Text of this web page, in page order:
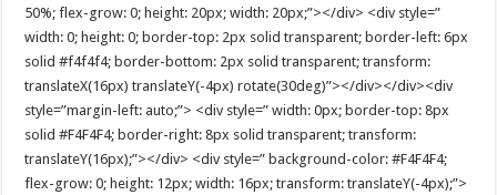
50%; flex-grow: 0; height: 20px; width: 20px;”></div> <div style=”
width: 0; height: 0; border-top: 2px solid transparent; border-left: 6px
solid #f4f4f4; border-bottom: 2px solid transparent; transform:
translateX(16px) translateY(-4px) rotate(30deg)”></div></div><div
style=”margin-left: auto;”> <div style=” width: 0px; border-top: 8px
solid #F4F4F4; border-right: 8px solid transparent; transform:
translateY(16px);”></div> <div style=” background-color: #F4F4F4;
flex-grow: 0; height: 12px; width: 16px; transform: translateY(-4px);”>